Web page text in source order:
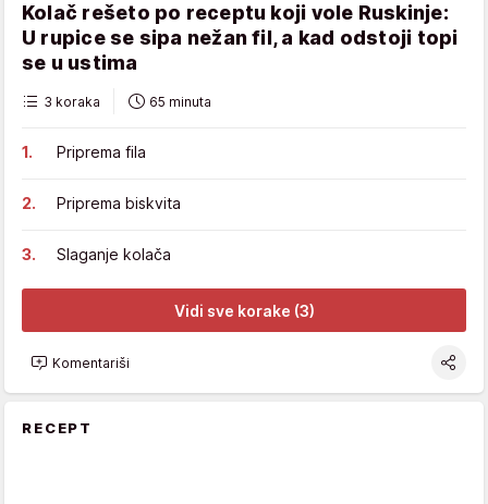
Kolač rešeto po receptu koji vole Ruskinje:
U rupice se sipa nežan fil, a kad odstoji topi
se u ustima
3 koraka 65 minuta
Priprema fila
Priprema biskvita
Slaganje kolača
Vidi sve korake (3)
Komentariši
RECEPT